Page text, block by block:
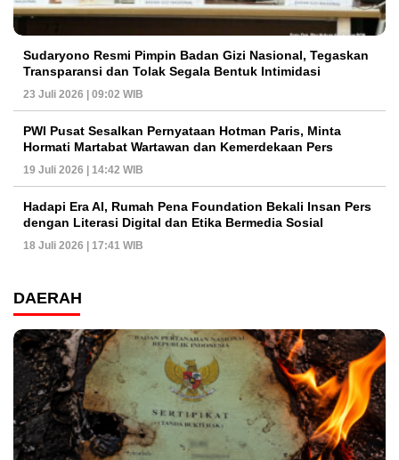
Sudaryono Resmi Pimpin Badan Gizi Nasional, Tegaskan
Transparansi dan Tolak Segala Bentuk Intimidasi
23 Juli 2026 | 09:02 WIB
PWI Pusat Sesalkan Pernyataan Hotman Paris, Minta
Hormati Martabat Wartawan dan Kemerdekaan Pers
19 Juli 2026 | 14:42 WIB
Hadapi Era AI, Rumah Pena Foundation Bekali Insan Pers
dengan Literasi Digital dan Etika Bermedia Sosial
18 Juli 2026 | 17:41 WIB
DAERAH